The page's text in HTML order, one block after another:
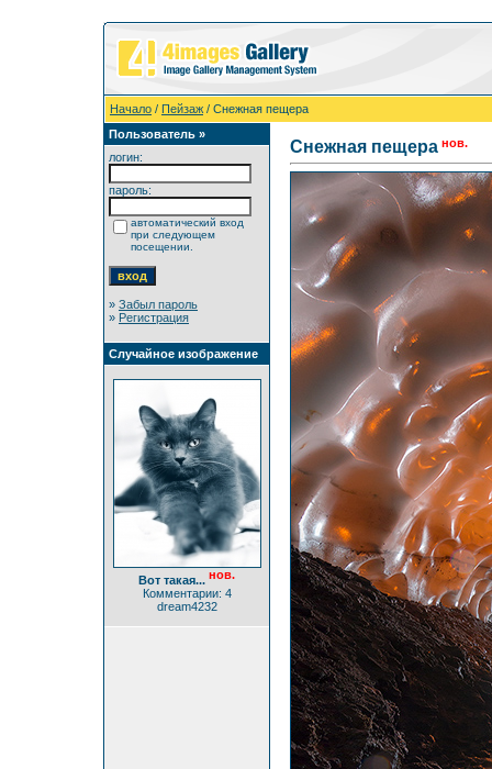
Начало / Пейзаж / Снежная пещера
Пользователь »
логин:
пароль:
автоматический вход
при следующем
посещении.
» Забыл пароль
» Регистрация
Случайное изображение
Вот такая... нов.
Комментарии: 4
dream4232
Снежная пещера нов.